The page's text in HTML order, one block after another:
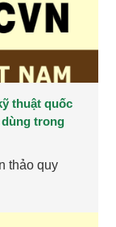
thuật quốc
trong
thảo quy